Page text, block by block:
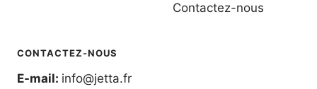
Contactez-nous
CONTACTEZ-NOUS
E-mail: info@jetta.fr